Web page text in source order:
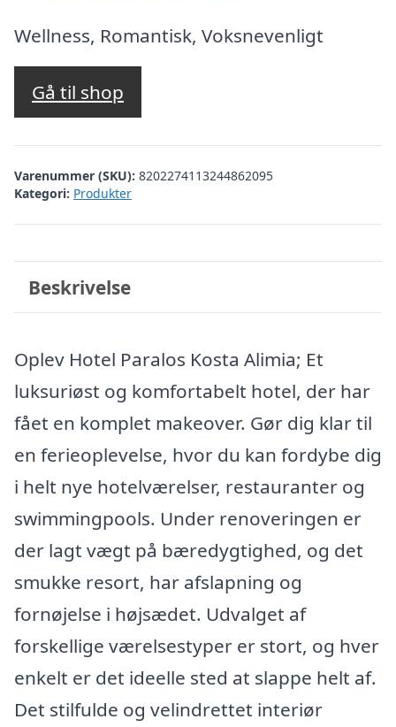
pris
var:
pris
Wellness, Romantisk, Voksnevenligt
Gå til shop
Varenummer (SKU): 8202274113244862095
Kategori: Produkter
Beskrivelse
Oplev Hotel Paralos Kosta Alimia; Et
luksuriøst og komfortabelt hotel, der har
fået en komplet makeover. Gør dig klar til
en ferieoplevelse, hvor du kan fordybe dig
i helt nye hotelværelser, restauranter og
swimmingpools. Under renoveringen er
der lagt vægt på bæredygtighed, og det
smukke resort, har afslapning og
fornøjelse i højsædet. Udvalget af
forskellige værelsestyper er stort, og hver
enkelt er det ideelle sted at slappe helt af.
Det stilfulde og velindrettet interiør